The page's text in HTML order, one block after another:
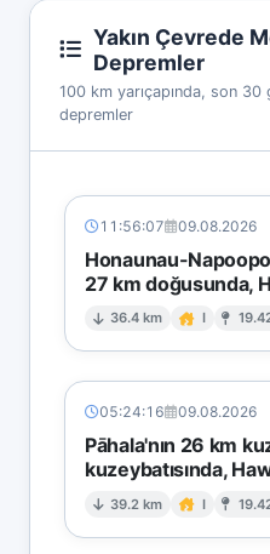
Yakın Çevrede
Depremler
100 km yarıçapında, son
depremler
11:56:07 09.08.2026
Honaunau-
27 km doğusunda,
36.4 km I
05:24:16 09.08.2026
Pāhala'nın 26 km
kuzeybatısında,
39.2 km I